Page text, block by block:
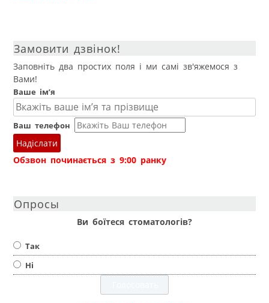
Навігація публікаціями
Замовити дзвінок!
Заповніть два простих поля і ми самі зв'яжемося з
Вами!
Ваше ім’я
Ваш телефон
Надіслати
Обзвон починається з 9:00 ранку
Опросы
Ви боїтеся стоматологів?
Так
Ні